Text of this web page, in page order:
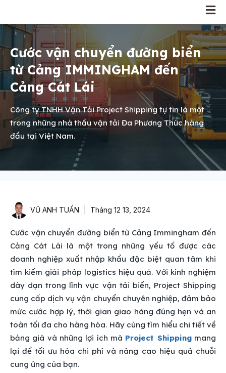
Cước vận chuyển đường biển
từ Cảng IMMINGHAM đến
Cảng Cát Lái
Công ty TNHH Vận Tải Project Shipping tự tin là một
trong những nhà thầu vận tải Đa Phương Thức hàng
đầu tại Việt Nam.
VŨ ANH TUẤN Tháng 12 13, 2024
Cước vận chuyển đường biển từ Cảng Immingham đến
Cảng Cát Lái là một trong những yếu tố được các
doanh nghiệp xuất nhập khẩu đặc biệt quan tâm khi
tìm kiếm giải pháp logistics hiệu quả. Với kinh nghiệm
dày dạn trong lĩnh vực vận tải biển, Project Shipping
cung cấp dịch vụ vận chuyển chuyên nghiệp, đảm bảo
mức cước hợp lý, thời gian giao hàng đúng hẹn và an
toàn tối đa cho hàng hóa. Hãy cùng tìm hiểu chi tiết về
bảng giá và những lợi ích mà Project Shippingmang
lại để tối ưu hóa chi phí và nâng cao hiệu quả chuỗi
cung ứng của bạn.